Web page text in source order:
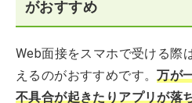
がおすすめ
Web面接をスマホで受ける際
えるのがおすすめです。万が
不具合が起きたりアプリが落